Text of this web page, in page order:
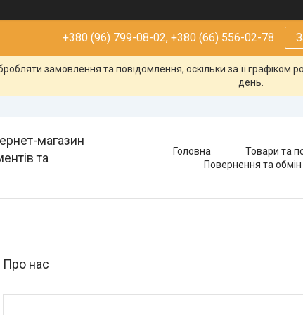
+380 (96) 799-08-02, +380 (66) 556-02-78
замовлення та повідомлення, оскільки за її
день.
магазин
та
Головна Товари та
Повернення та обмін
Про нас